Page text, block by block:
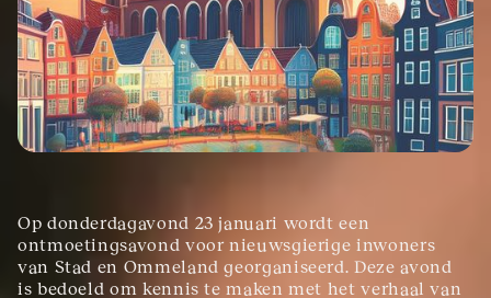
Op donderdagavond 23 januari wordt een
ontmoetingsavond voor nieuwsgierige inwoners
van Stad en Ommeland georganiseerd. Deze avond
is bedoeld om kennis te maken met het verhaal van